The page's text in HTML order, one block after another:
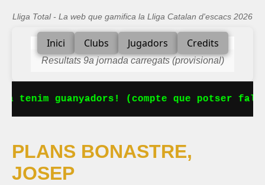
Lliga Total - La web que gamifica la Lliga Catalan d'escacs 2026
Inici Clubs Jugadors Credits
Resultats 9a jornada carregats (provisional)
tenim guanyadors! (compte que potser
PLANS BONASTRE,
JOSEP